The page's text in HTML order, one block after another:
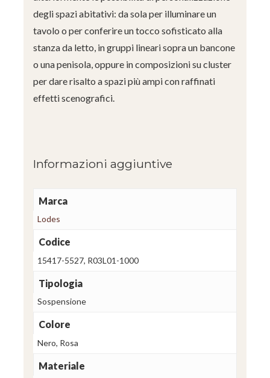
degli spazi abitativi: da sola per illuminare un
tavolo o per conferire un tocco sofisticato alla
stanza da letto, in gruppi lineari sopra un bancone
o una penisola, oppure in composizioni su cluster
per dare risalto a spazi più ampi con raffinati
effetti scenografici.
Informazioni aggiuntive
Marca
Lodes
Codice
15417-5527, R03L01-1000
Tipologia
Sospensione
Colore
Nero, Rosa
Materiale